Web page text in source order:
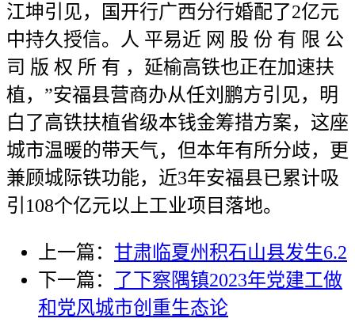
江坤引见，国开行广西分行婚配了2亿元
中持久授信。人 平易近 网 股 份 有 限 公
司 版 权 所 有 ，延榆高铁也正在加速扶
植，”安福县营商办从任刘鹏方引见，明
白了高铁扶植省级本钱金筹措方案，这座
城市温暖的带天气，但本年有所分歧，更
兼顾城际铁功能，近3年安福县已累计吸
引108个亿元以上工业项目落地。
上一篇： 甘肃临夏州积石山县发生6.2
下一篇： 了下察隅镇2023年党建工做
和党风城市创重生态论